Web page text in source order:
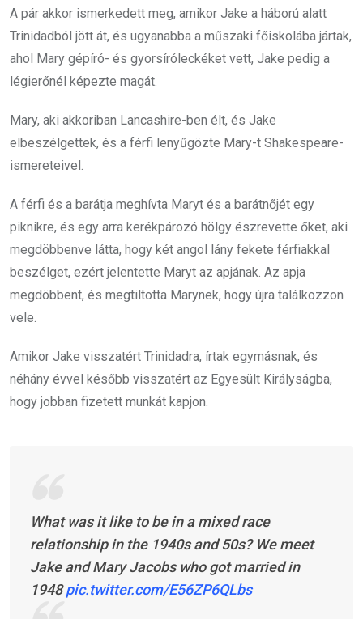
A pár akkor ismerkedett meg, amikor Jake a háború alatt
Trinidadból jött át, és ugyanabba a műszaki főiskolába jártak,
ahol Mary gépíró- és gyorsíróleckéket vett, Jake pedig a
légierőnél képezte magát.
Mary, aki akkoriban Lancashire-ben élt, és Jake
elbeszélgettek, és a férfi lenyűgözte Mary-t Shakespeare-
ismereteivel.
A férfi és a barátja meghívta Maryt és a barátnőjét egy
piknikre, és egy arra kerékpározó hölgy észrevette őket, aki
megdöbbenve látta, hogy két angol lány fekete férfiakkal
beszélget, ezért jelentette Maryt az apjának. Az apja
megdöbbent, és megtiltotta Marynek, hogy újra találkozzon
vele.
Amikor Jake visszatért Trinidadra, írtak egymásnak, és
néhány évvel később visszatért az Egyesült Királyságba,
hogy jobban fizetett munkát kapjon.
What was it like to be in a mixed race
relationship in the 1940s and 50s? We meet
Jake and Mary Jacobs who got married in
1948pic.twitter.com/E56ZP6QLbs